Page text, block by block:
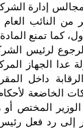
مجالس إدارة
من النائب
لرئيس
عدا الجهاز
داخل المقر
الخاضعة لأحكام
المختص
إلى رد فعل